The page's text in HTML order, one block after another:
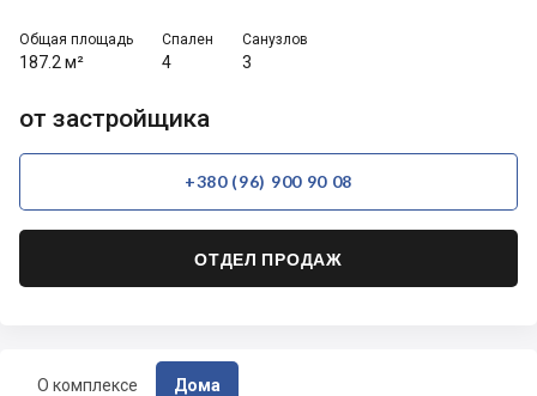
О комплексе Дома
Общая площадь
187.2 м²
Спален
4
Санузлов
3
от застройщика
+380 (96) 900 90 08
ОТДЕЛ ПРОДАЖ